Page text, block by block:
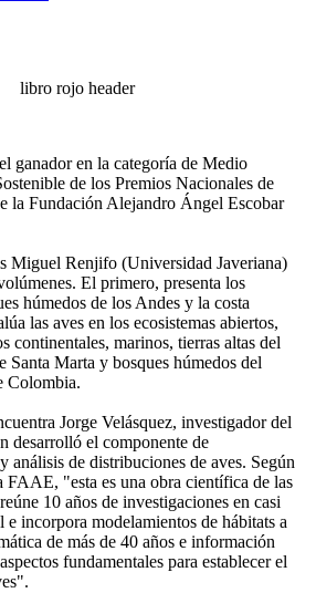
ganador en la categoría de Medio
de los Premios Nacionales de
la Fundación Alejandro Ángel Escobar
Miguel Renjifo (Universidad Javeriana)
El primero, presenta los
húmedos de los Andes y la costa
las aves en los ecosistemas abiertos,
continentales, marinos, tierras altas del
Santa Marta y bosques húmedos del
Colombia.
Jorge Velásquez, investigador del
desarrolló el componente de
análisis de distribuciones de aves. Según
FAAE, "esta es una obra científica de las
10 años de investigaciones en casi
incorpora modelamientos de hábitats a
de más de 40 años e información
fundamentales para establecer el